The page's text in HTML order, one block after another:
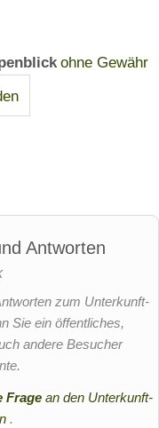
ohne Gewähr
Antworten
zum Unterkunft-
Sie ein öffentliches,
andere Besucher
Fragean den Unterkunft-
.